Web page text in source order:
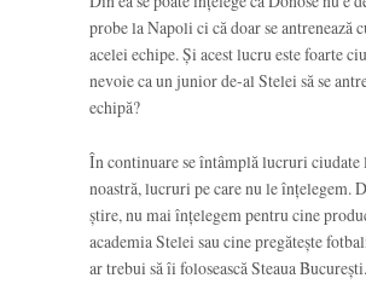
probe la Napoli ci că doar se antrenează
acelei echipe. Și acest lucru este foarte
nevoie ca un junior de-al Stelei să se
echipă?
În continuare se întâmplă lucruri ciudate
noastră, lucruri pe care nu le înțelegem.
știre, nu mai înțelegem pentru cine
academia Stelei sau cine pregătește
ar trebui să îi folosească Steaua București.